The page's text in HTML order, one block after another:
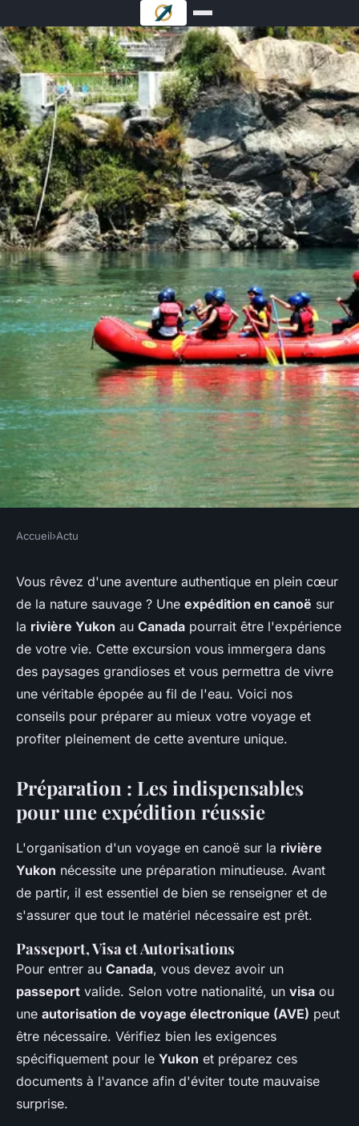
Quels sont les conseils pour
une expédition en canoë sur la
rivière Yukon, Canada?
Lina •3 juin 2024•5 min de lecture
Accueil›Actu
Vous rêvez d'une aventure authentique en plein cœur
de la nature sauvage ? Une expédition en canoë sur
la rivière Yukon au Canada pourrait être l'expérience
de votre vie. Cette excursion vous immergera dans
des paysages grandioses et vous permettra de vivre
une véritable épopée au fil de l'eau. Voici nos
conseils pour préparer au mieux votre voyage et
profiter pleinement de cette aventure unique.
Préparation : Les indispensables
pour une expédition réussie
L'organisation d'un voyage en canoë sur la rivière
Yukon nécessite une préparation minutieuse. Avant
de partir, il est essentiel de bien se renseigner et de
s'assurer que tout le matériel nécessaire est prêt.
Passeport, Visa et Autorisations
Pour entrer au Canada, vous devez avoir un
passeport valide. Selon votre nationalité, un visa ou
une autorisation de voyage électronique (AVE) peut
être nécessaire. Vérifiez bien les exigences
spécifiquement pour le Yukon et préparez ces
documents à l'avance afin d'éviter toute mauvaise
surprise.